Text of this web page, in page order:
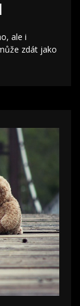
ale i
zdát jako